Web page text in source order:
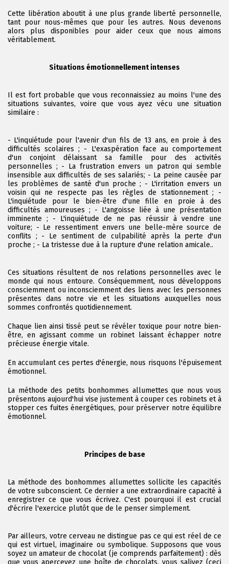
Cette libération aboutit à une plus grande liberté personnelle,
tant pour nous-mêmes que pour les autres. Nous devenons
alors plus disponibles pour aider ceux que nous aimons
véritablement.
Situations émotionnellement intenses
Il est fort probable que vous reconnaissiez au moins l'une des
situations suivantes, voire que vous ayez vécu une situation
similaire :
- L'inquiétude pour l'avenir d'un fils de 13 ans, en proie à des
difficultés scolaires ; - L'exaspération face au comportement
d'un conjoint délaissant sa famille pour des activités
personnelles ; - La frustration envers un patron qui semble
insensible aux difficultés de ses salariés; - La peine causée par
les problèmes de santé d'un proche ; - L'irritation envers un
voisin qui ne respecte pas les règles de stationnement ; -
L'inquiétude pour le bien-être d'une fille en proie à des
difficultés amoureuses ; - L'angoisse liée à une présentation
imminente ; - L'inquiétude de ne pas réussir à vendre une
voiture; - Le ressentiment envers une belle-mère source de
conflits ; - Le sentiment de culpabilité après la perte d'un
proche ; - La tristesse due à la rupture d'une relation amicale..
Ces situations résultent de nos relations personnelles avec le
monde qui nous entoure. Conséquemment, nous développons
consciemment ou inconsciemment des liens avec les personnes
présentes dans notre vie et les situations auxquelles nous
sommes confrontés quotidiennement.
Chaque lien ainsi tissé peut se révéler toxique pour notre bien-
être, en agissant comme un robinet laissant échapper notre
précieuse énergie vitale.
En accumulant ces pertes d'énergie, nous risquons l'épuisement
émotionnel.
La méthode des petits bonhommes allumettes que nous vous
présentons aujourd'hui vise justement à couper ces robinets et à
stopper ces fuites énergétiques, pour préserver notre équilibre
émotionnel.
Principes de base
La méthode des bonhommes allumettes sollicite les capacités
de votre subconscient. Ce dernier a une extraordinaire capacité à
enregistrer ce que vous écrivez. C'est pourquoi il est crucial
d'écrire l'exercice plutôt que de le penser simplement.
Par ailleurs, votre cerveau ne distingue pas ce qui est réel de ce
qui est virtuel, imaginaire ou symbolique. Supposons que vous
soyez un amateur de chocolat (je comprends parfaitement) : dès